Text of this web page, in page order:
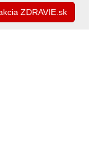
ZDRAVIE.sk